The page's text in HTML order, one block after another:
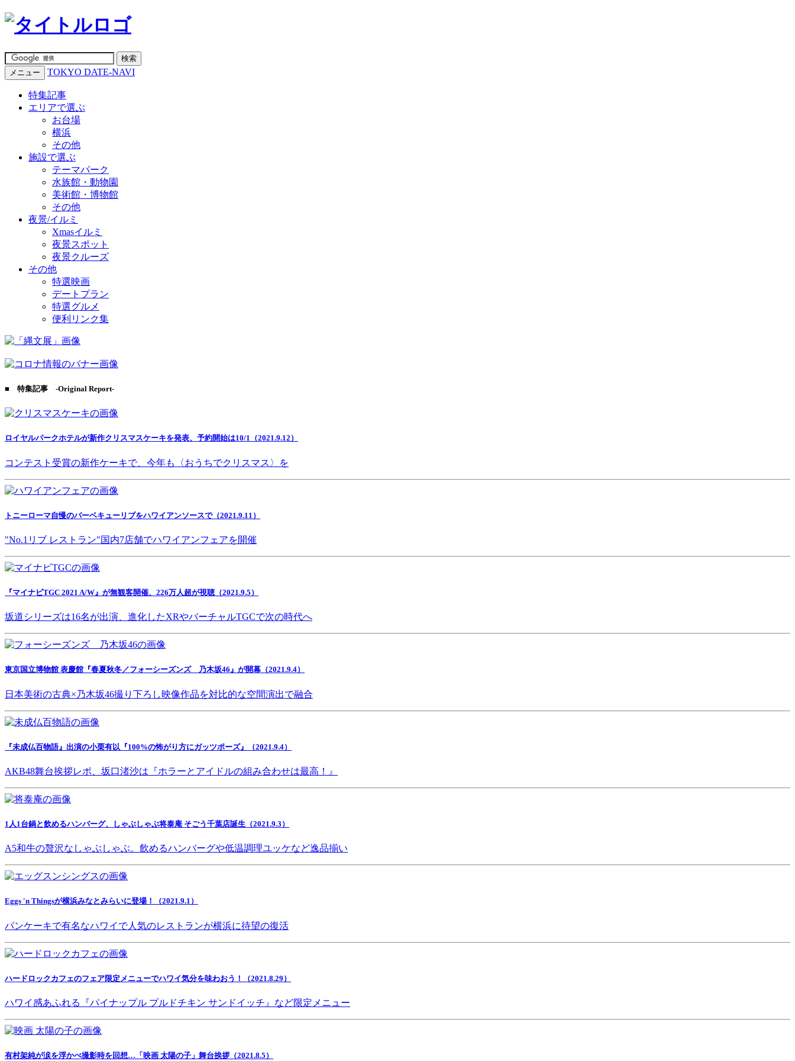
メニュー TOKYO DATE-NAVI
特集記事
エリアで選ぶ
お台場
横浜
その他
施設で選ぶ
テーマパーク
水族館・動物園
美術館・博物館
その他
夜景/イルミ
Xmasイルミ
夜景スポット
夜景クルーズ
その他
特選映画
デートプラン
特選グルメ
便利リンク集
■ 特集記事 -Original Report-
ロイヤルパークホテルが新作クリスマスケーキを発表、予約開始は10/1（2021.9.12）
コンテスト受賞の新作ケーキで、今年も〈おうちでクリスマス〉を
トニーローマ自慢のバーベキューリブをハワイアンソースで（2021.9.11）
"No.1リブ レストラン"国内7店舗でハワイアンフェアを開催
『マイナビTGC 2021 A/W』が無観客開催、226万人超が視聴（2021.9.5）
坂道シリーズは16名が出演、進化したXRやバーチャルTGCで次の時代へ
東京国立博物館 表慶館『春夏秋冬／フォーシーズンズ 乃木坂46』が開幕（2021.9.4）
日本美術の古典×乃木坂46撮り下ろし映像作品を対比的な空間演出で融合
『未成仏百物語』出演の小栗有以『100%の怖がり方にガッツポーズ』（2021.9.4）
AKB48舞台挨拶レポ、坂口渚沙は『ホラーとアイドルの組み合わせは最高！』
1人1台鍋と飲めるハンバーグ、しゃぶしゃぶ将泰庵 そごう千葉店誕生（2021.9.3）
A5和牛の贅沢なしゃぶしゃぶ。飲めるハンバーグや低温調理ユッケなど逸品揃い
Eggs 'n Thingsが横浜みなとみらいに登場！（2021.9.1）
パンケーキで有名なハワイで人気のレストランが横浜に待望の復活
ハードロックカフェのフェア限定メニューでハワイ気分を味わおう！（2021.8.29）
ハワイ感あふれる『パイナップル プルドチキン サンドイッチ』など限定メニュー
有村架純が涙を浮かべ撮影時を回想…「映画 太陽の子」舞台挨拶（2021.8.5）